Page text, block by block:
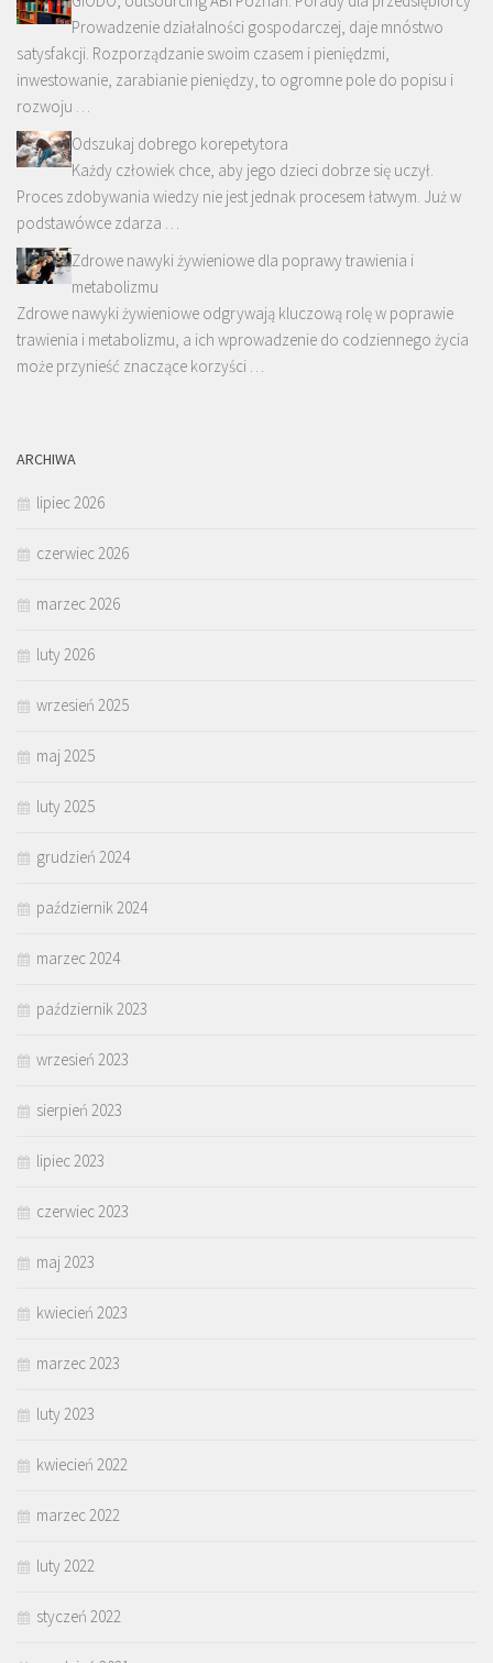
Prowadzenie działalności gospodarczej, daje mnóstwo
satysfakcji. Rozporządzanie swoim czasem i pieniędzmi,
inwestowanie, zarabianie pieniędzy, to ogromne pole do popisu i
rozwoju …
Odszukaj dobrego korepetytora
Każdy człowiek chce, aby jego dzieci dobrze się uczył.
Proces zdobywania wiedzy nie jest jednak procesem łatwym. Już w
podstawówce zdarza …
Zdrowe nawyki żywieniowe dla poprawy trawienia i
metabolizmu
Zdrowe nawyki żywieniowe odgrywają kluczową rolę w poprawie
trawienia i metabolizmu, a ich wprowadzenie do codziennego życia
może przynieść znaczące korzyści …
ARCHIWA
lipiec 2026
czerwiec 2026
marzec 2026
luty 2026
wrzesień 2025
maj 2025
luty 2025
grudzień 2024
październik 2024
marzec 2024
październik 2023
wrzesień 2023
sierpień 2023
lipiec 2023
czerwiec 2023
maj 2023
kwiecień 2023
marzec 2023
luty 2023
kwiecień 2022
marzec 2022
luty 2022
styczeń 2022